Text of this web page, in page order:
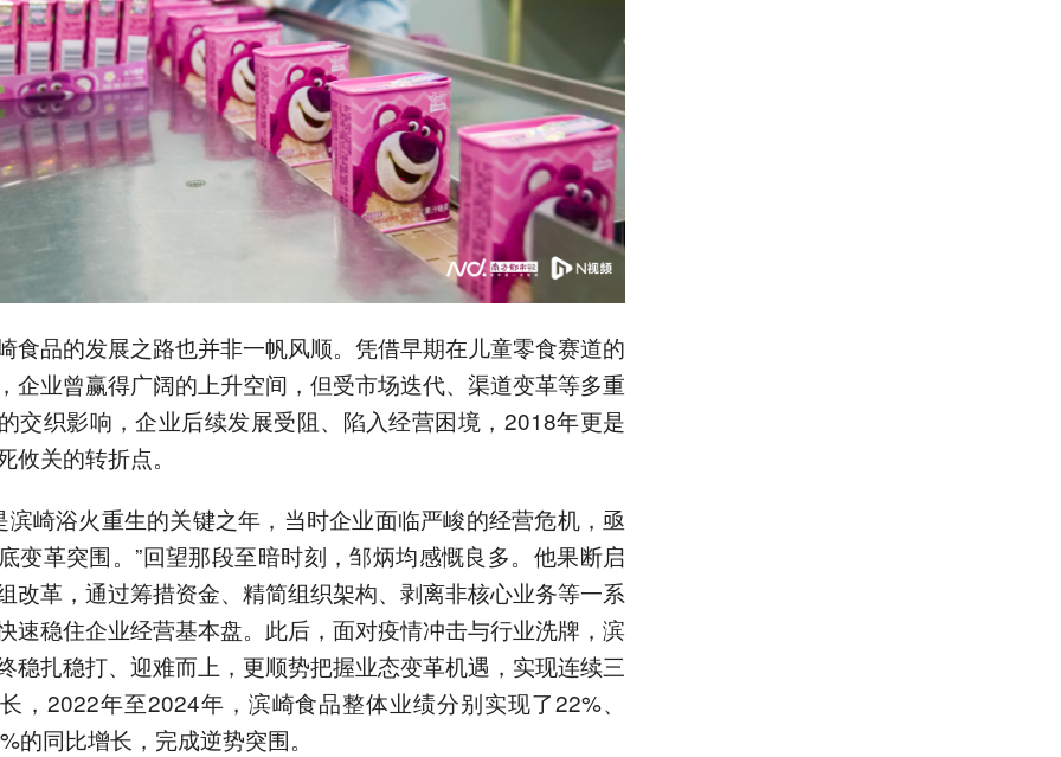
食品的发展之路也并非一帆风顺。凭借早期在儿童零食赛道的
企业曾赢得广阔的上升空间，但受市场迭代、渠道变革等多重
交织影响，企业后续发展受阻、陷入经营困境，2018年更是
攸关的转折点。
滨崎浴火重生的关键之年，当时企业面临严峻的经营危机，亟
变革突围。”回望那段至暗时刻，邹炳均感慨良多。他果断启
改革，通过筹措资金、精简组织架构、剥离非核心业务等一系
速稳住企业经营基本盘。此后，面对疫情冲击与行业洗牌，滨
稳扎稳打、迎难而上，更顺势把握业态变革机遇，实现连续三
，2022年至2024年，滨崎食品整体业绩分别实现了22%、
的同比增长，完成逆势突围。